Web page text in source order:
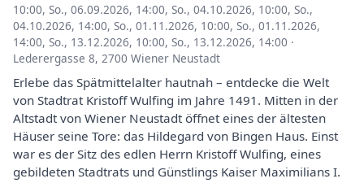
10:00, So., 06.09.2026, 14:00, So., 04.10.2026, 10:00, So.,
04.10.2026, 14:00, So., 01.11.2026, 10:00, So., 01.11.2026,
14:00, So., 13.12.2026, 10:00, So., 13.12.2026, 14:00 ·
Lederergasse 8, 2700 Wiener Neustadt
Erlebe das Spätmittelalter hautnah – entdecke die Welt
von Stadtrat Kristoff Wulfing im Jahre 1491. Mitten in der
Altstadt von Wiener Neustadt öffnet eines der ältesten
Häuser seine Tore: das Hildegard von Bingen Haus. Einst
war es der Sitz des edlen Herrn Kristoff Wulfing, eines
gebildeten Stadtrats und Günstlings Kaiser Maximilians I.